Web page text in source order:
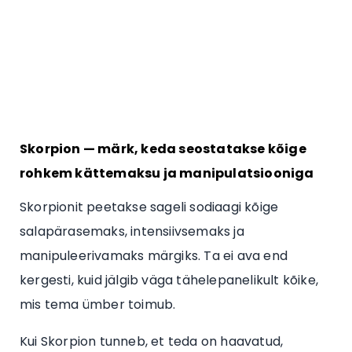
Skorpion — märk, keda seostatakse kõige
rohkem kättemaksu ja manipulatsiooniga
Skorpionit peetakse sageli sodiaagi kõige
salapärasemaks, intensiivsemaks ja
manipuleerivamaks märgiks. Ta ei ava end
kergesti, kuid jälgib väga tähelepanelikult kõike,
mis tema ümber toimub.
Kui Skorpion tunneb, et teda on haavatud,